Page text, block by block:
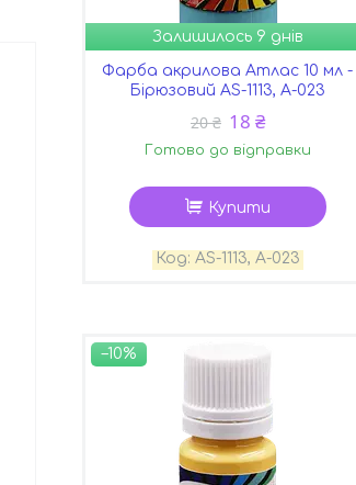
Залишилось 9 днів
Фарба акрилова Атлас 10 мл -
Бірюзовий AS-1113, А-023
20 ₴ 18 ₴
Готово до відправки
Купити
AS-1113, А-023
–10%